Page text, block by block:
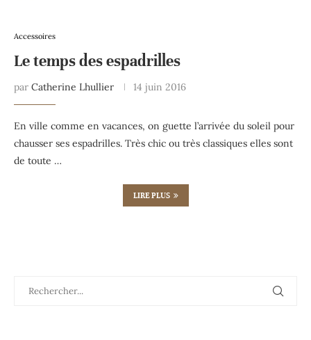
Accessoires
Le temps des espadrilles
par Catherine Lhullier 14 juin 2016
En ville comme en vacances, on guette l’arrivée du soleil pour
chausser ses espadrilles. Très chic ou très classiques elles sont
de toute …
LIRE PLUS